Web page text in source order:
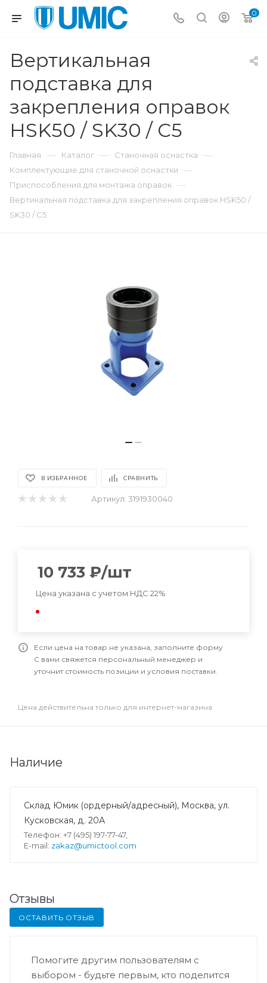
0
Вертикальная
подставка для
закрепления оправок
HSK50 / SK30 / C5
Главная — Каталог — Станочная оснастка —
Комплектующие для станочной оснастки —
Приспособления для монтажа оправок —
Вертикальная подставка для закрепления оправок HSK50 /
SK30 / C5
В ИЗБРАННОЕ СРАВНИТЬ
Артикул: 3191930040
10 733 ₽/шт
Цена указана с учетом НДС 22%
Если цена на товар не указана, заполните форму
С вами свяжется персональный менеджер и
уточнит стоимость позиции и условия поставки.
Цена действительна только для интернет-магазина
Наличие
Склад Юмик (ордерный/адресный), Москва, ул.
Кусковская, д. 20А
Телефон: +7 (495) 197-77-47,
E-mail: zakaz@umictool.com
Отзывы
ОСТАВИТЬ ОТЗЫВ
Помогите другим пользователям с
выбором - будьте первым, кто поделится